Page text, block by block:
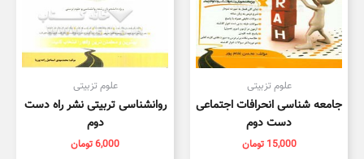
علوم تزبیتی
جامعه شناسی انحرافات اجتماعی
دست دوم
15,000 تومان
علوم تزبیتی
روانشناسی تربیتی نشر راه دست
دوم
6,000تومان